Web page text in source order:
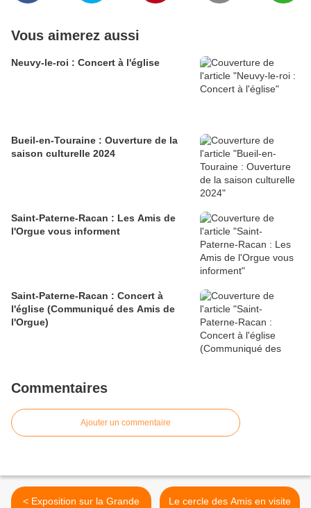
Vous aimerez aussi
Neuvy-le-roi : Concert à l'église
Bueil-en-Touraine : Ouverture de la
saison culturelle 2024
Saint-Paterne-Racan : Les Amis de
l'Orgue vous informent
Saint-Paterne-Racan : Concert à
l'église (Communiqué des Amis de
l'Orgue)
Commentaires
Ajouter un commentaire
< Exposition sur la Grande
Le cercle des Amis en visite